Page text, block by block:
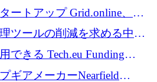
るために1,300万ユーロを確
ートアップ Grid.online、配
倍に増加し、400 万ユーロの
ツールの削減を求める中、
を 3,000 万ドルで支援
できる Tech.eu Funding
ギアメーカーNearfield